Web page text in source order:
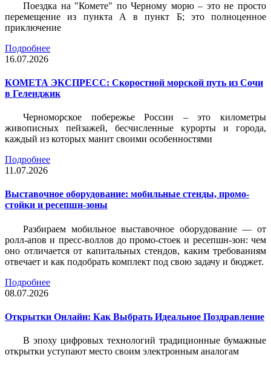
Поездка на "Комете" по Черному морю – это не просто
перемещение из пункта А в пункт Б; это полноценное
приключение
Подробнее
16.07.2026
КОМЕТА ЭКСПРЕСС: Скоростной морской путь из Сочи
в Геленджик
Черноморское побережье России – это километры
живописных пейзажей, бесчисленные курорты и города,
каждый из которых манит своими особенностями
Подробнее
11.07.2026
Выставочное оборудование: мобильные стенды, промо-
стойки и ресепшн-зоны
Разбираем мобильное выставочное оборудование — от
ролл-апов и пресс-воллов до промо-стоек и ресепшн-зон: чем
оно отличается от капитальных стендов, каким требованиям
отвечает и как подобрать комплект под свою задачу и бюджет.
Подробнее
08.07.2026
Открытки Онлайн: Как Выбрать Идеальное Поздравление
В эпоху цифровых технологий традиционные бумажные
открытки уступают место своим электронным аналогам